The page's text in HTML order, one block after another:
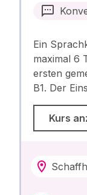
Ein
maximal 6
ersten
B1. Der
Kurs